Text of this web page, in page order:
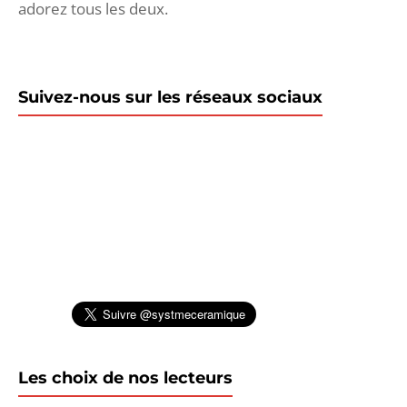
adorez tous les deux.
Suivez-nous sur les réseaux sociaux
Les choix de nos lecteurs